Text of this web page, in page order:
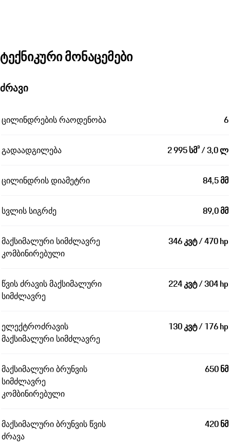
ტექნიკური მონაცემები
ძრავი
ცილინდრების რაოდენობა 6
გადაადგილება 2 995 სმ³ / 3,0 ლ
ცილინდრის დიამეტრი 84,5 მმ
სვლის სიგრძე 89,0 მმ
მაქსიმალური სიმძლავრე
კომბინირებული
346 კვტ / 470 hp
წვის ძრავის მაქსიმალური
სიმძლავრე
224 კვტ / 304 hp
ელექტროძრავის
მაქსიმალური სიმძლავრე
130 კვტ / 176 hp
მაქსიმალური ბრუნვის
სიმძლავრე
კომბინირებული
650 ნმ
მაქსიმალური ბრუნვის წვის
ძრავა
420 ნმ